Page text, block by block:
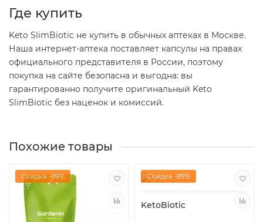
Где купить
Keto SlimBiotic не купить в обычных аптеках в Москве.
Наша интернет-аптека поставляет капсулы на правах
официального представителя в России, поэтому
покупка на сайте безопасна и выгодна: вы
гарантированно получите оригинальный Keto
SlimBiotic без наценок и комиссий.
Похожие товары
Скидка -89% Скидка -89%
KetoBiotic